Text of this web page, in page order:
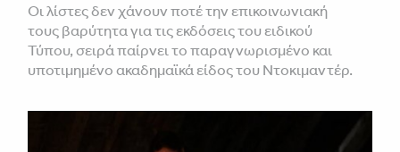
Οι λίστες δεν χάνουν ποτέ την επικοινωνιακή
τους βαρύτητα για τις εκδόσεις του ειδικού
Τύπου, σειρά παίρνει το παραγνωρισμένο και
υποτιμημένο ακαδημαϊκά είδος του Ντοκιμαντέρ.